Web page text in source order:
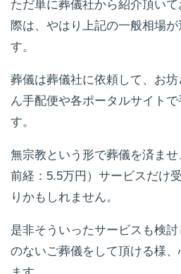
ただ単に葬儀社から紹介頂い
際は、やはり上記の一般相場
す。
葬儀は葬儀社に依頼して、お
ん手配便や各ポータルサイト
す。
無宗教という形で葬儀を済ま
前経：5.5万円）サービスだけ
りかもしれません。
是非そういったサービスも検
のないご葬儀をして頂ける様